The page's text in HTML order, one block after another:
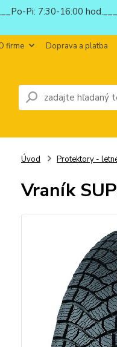
Pi: 7:30-16:00
firme Doprava a platba
Úvod Protektory -
Vraník